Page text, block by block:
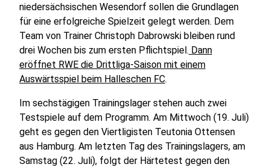
niedersächsischen Wesendorf sollen die Grundlagen
für eine erfolgreiche Spielzeit gelegt werden. Dem
Team von Trainer Christoph Dabrowski bleiben rund
drei Wochen bis zum ersten Pflichtspiel. Dann
eröffnet RWE die Drittliga-Saison mit einem
Auswärtsspiel beim Halleschen FC.
Im sechstägigen Trainingslager stehen auch zwei
Testspiele auf dem Programm. Am Mittwoch (19. Juli)
geht es gegen den Viertligisten Teutonia Ottensen
aus Hamburg. Am letzten Tag des Trainingslagers, am
Samstag (22. Juli), folgt der Härtetest gegen den